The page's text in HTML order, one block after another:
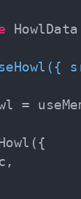
( {